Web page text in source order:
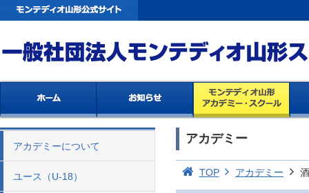
アカデミーについて
ユース（U-18）
アカデミー
TOP アカデミー